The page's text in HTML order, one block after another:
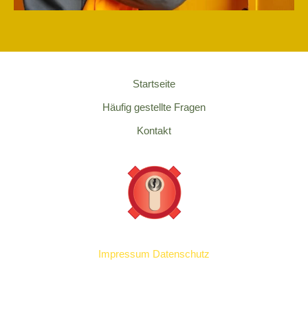
Startseite
Häufig gestellte Fragen
Kontakt
Impressum Datenschutz